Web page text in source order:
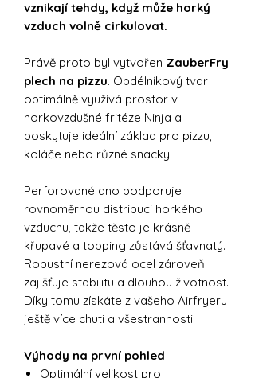
vznikají tehdy, když může horký
vzduch volně cirkulovat.
Právě proto byl vytvořen ZauberFry
plech na pizzu. Obdélníkový tvar
optimálně využívá prostor v
horkovzdušné fritéze Ninja a
poskytuje ideální základ pro pizzu,
koláče nebo různé snacky.
Perforované dno podporuje
rovnoměrnou distribuci horkého
vzduchu, takže těsto je krásně
křupavé a topping zůstává šťavnatý.
Robustní nerezová ocel zároveň
zajišťuje stabilitu a dlouhou životnost.
Díky tomu získáte z vašeho Airfryeru
ještě více chuti a všestrannosti.
Výhody na první pohled
Optimální velikost pro